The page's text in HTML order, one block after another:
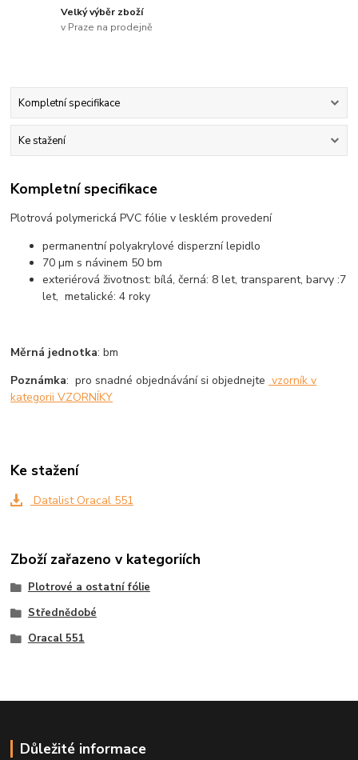
Velký výběr zboží
v Praze na prodejně
Kompletní specifikace
Ke stažení
Kompletní specifikace
Plotrová polymerická PVC fólie v lesklém provedení
permanentní polyakrylové disperzní lepidlo
70 µm s návinem 50 bm
exteriérová životnost: bílá, černá: 8 let, transparent, barvy :7
let, metalické: 4 roky
Měrná jednotka: bm
Poznámka: pro snadné objednávání si objednejte vzorník v
kategorii VZORNÍKY
Ke stažení
Datalist Oracal 551
Zboží zařazeno v kategoriích
Plotrové a ostatní fólie
Střednědobé
Oracal 551
Důležité informace